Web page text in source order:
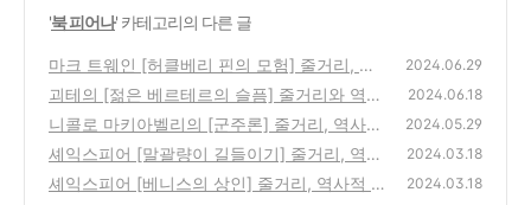
'북 피어나' 카테고리의 다른 글
마크 트웨인 [허클베리 핀의 모험] 줄거리, 사
회적 배경, 숨은이야기.
(0)
2024.06.29
괴테의 [젊은 베르테르의 슬픔] 줄거리와 역사
적 배경, 숨은 이야기
(0)
2024.06.18
니콜로 마키아벨리의 [군주론] 줄거리, 역사적
배경, 숨은이야기
(1)
2024.05.29
셰익스피어 [말괄량이 길들이기] 줄거리, 역사
적 배경과 숨은 이야기
(0)
2024.03.18
셰익스피어 [베니스의 상인] 줄거리, 역사적 배
2024.03.18